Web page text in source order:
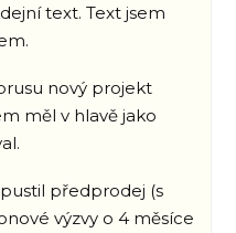
text. Text jsem
nový projekt
měl v hlavě jako
předprodej (s
výzvy o 4 měsíce